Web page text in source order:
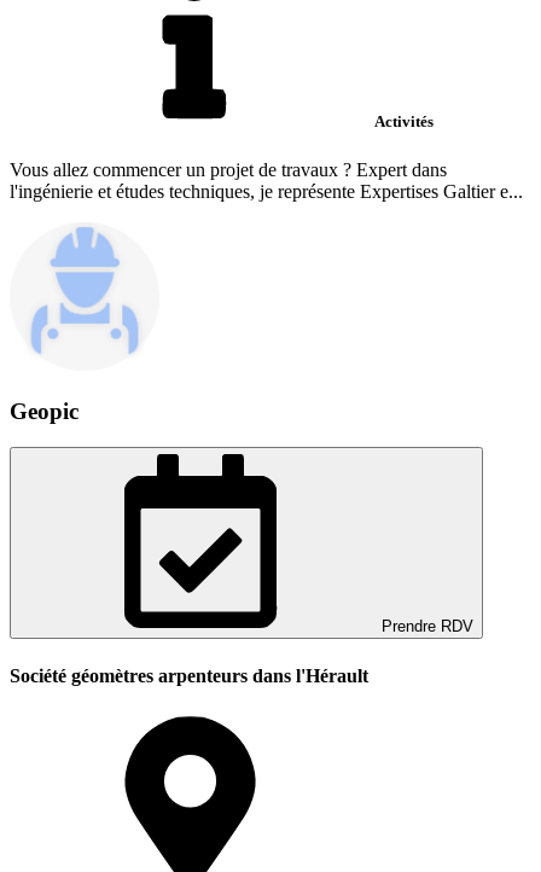
Activités
Vous allez commencer un projet de travaux ? Expert dans
l'ingénierie et études techniques, je représente Expertises Galtier e...
Geopic
Prendre RDV
Société géomètres arpenteurs dans l'Hérault